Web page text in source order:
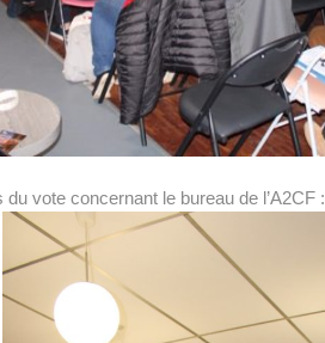
vote concernant le bureau de l’A2CF :